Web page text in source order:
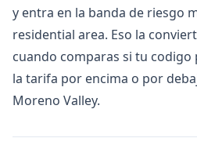
y entra en la banda de riesgo
residential area. Eso la
cuando comparas si tu
la tarifa por encima o por
Moreno Valley.